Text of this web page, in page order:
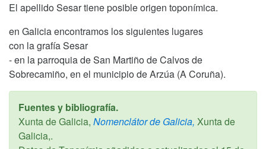
El apellido Sesar tiene posible origen toponímica.
en Galicia encontramos los siguientes lugares
con la grafía Sesar
- en la parroquia de San Martiño de Calvos de
Sobrecamiño, en el municipio de Arzúa (A Coruña).
Fuentes y bibliografía.
Xunta de Galicia, Nomenclátor de Galicia, Xunta de
Galicia,.